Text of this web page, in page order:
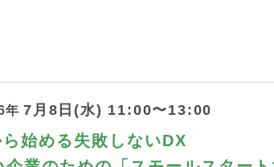
年 7月8日(水) 11:00〜13:00
始める失敗しないDX